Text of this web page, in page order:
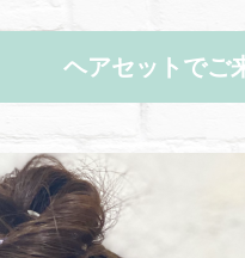
ヘアセットでご